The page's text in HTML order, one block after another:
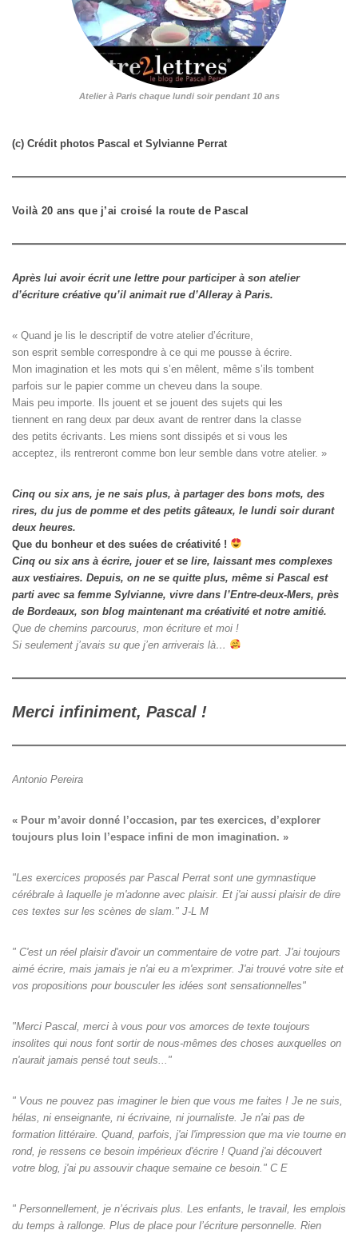
Atelier à Paris chaque lundi soir pendant 10 ans
(c) Crédit photos Pascal et Sylvianne Perrat
Voilà 20 ans que j’ai croisé la route de Pascal
Après lui avoir écrit une lettre pour participer à son atelier
d’écriture créative qu’il animait rue d’Alleray à Paris.
« Quand je lis le descriptif de votre atelier d’écriture,
son esprit semble correspondre à ce qui me pousse à écrire.
Mon imagination et les mots qui s’en mêlent, même s’ils tombent
parfois sur le papier comme un cheveu dans la soupe.
Mais peu importe. Ils jouent et se jouent des sujets qui les
tiennent en rang deux par deux avant de rentrer dans la classe
des petits écrivants. Les miens sont dissipés et si vous les
acceptez, ils rentreront comme bon leur semble dans votre atelier. »
Cinq ou six ans, je ne sais plus, à partager des bons mots, des
rires, du jus de pomme et des petits gâteaux, le lundi soir durant
deux heures.
Que du bonheur et des suées de créativité !
Cinq ou six ans à écrire, jouer et se lire, laissant mes complexes
aux vestiaires. Depuis, on ne se quitte plus, même si Pascal est
parti avec sa femme Sylvianne, vivre dans l’Entre-deux-Mers, près
de Bordeaux, son blog maintenant ma créativité et notre amitié.
Que de chemins parcourus, mon écriture et moi !
Si seulement j’avais su que j’en arriverais là…
Merci infiniment, Pascal !
Antonio Pereira
« Pour m’avoir donné l’occasion, par tes exercices, d’explorer
toujours plus loin l’espace infini de mon imagination. »
"Les exercices proposés par Pascal Perrat sont une gymnastique
cérébrale à laquelle je m'adonne avec plaisir. Et j'ai aussi plaisir de dire
ces textes sur les scènes de slam." J-L M
" C'est un réel plaisir d'avoir un commentaire de votre part. J'ai toujours
aimé écrire, mais jamais je n'ai eu a m'exprimer. J'ai trouvé votre site et
vos propositions pour bousculer les idées sont sensationnelles"
"Merci Pascal, merci à vous pour vos amorces de texte toujours
insolites qui nous font sortir de nous-mêmes des choses auxquelles on
n'aurait jamais pensé tout seuls‌..."
" Vous ne pouvez pas imaginer le bien que vous me faites ! Je ne suis,
hélas, ni enseignante, ni écrivaine, ni journaliste. Je n'ai pas de
formation littéraire. Quand, parfois, j'ai l'impression que ma vie tourne en
rond, je ressens ce besoin impérieux d'écrire ! Quand j'ai découvert
votre blog, j'ai pu assouvir chaque semaine ce besoin." C E
" Personnellement, je n’écrivais plus. Les enfants, le travail, les emplois
du temps à rallonge. Plus de place pour l’écriture personnelle. Rien